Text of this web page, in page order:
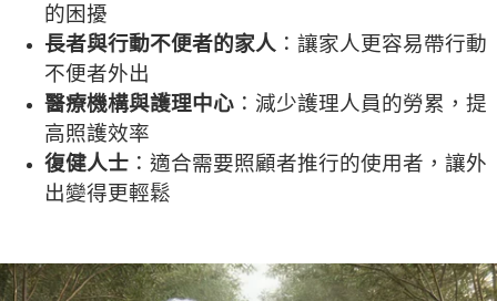
的困擾
長者與行動不便者的家人 ：讓家人更容易帶行動
不便者外出
醫療機構與護理中心 ：減少護理人員的勞累，提
高照護效率
復健人士 ：適合需要照顧者推行的使用者，讓外
出變得更輕鬆